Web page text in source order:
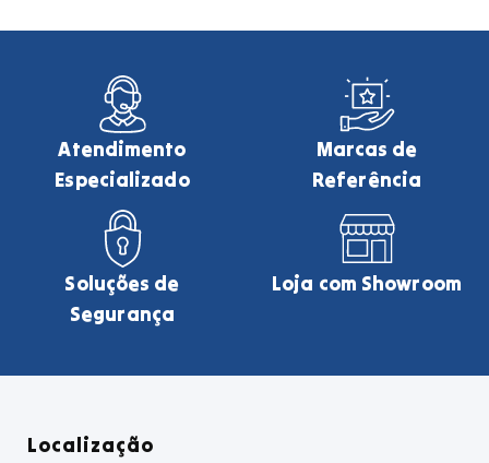
Atendimento
Especializado
Marcas de
Referência
Soluções de
Segurança
Loja com Showroom
Localização